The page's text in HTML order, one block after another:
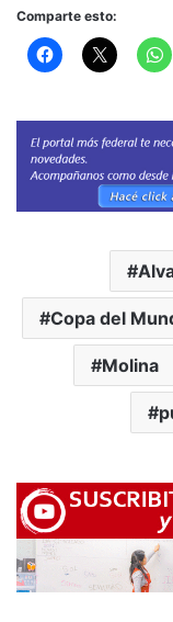
Comparte esto:
Copa del
Molina